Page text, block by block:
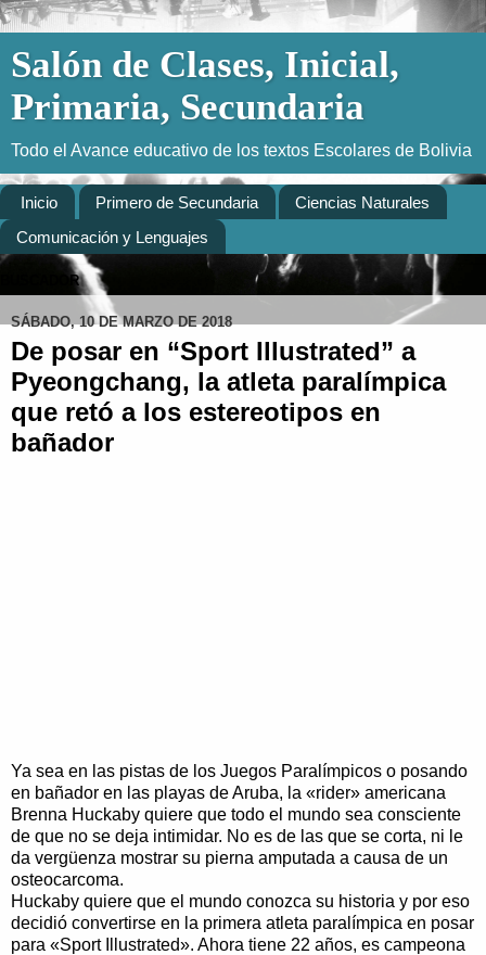
Salón de Clases, Inicial,
Primaria, Secundaria
Todo el Avance educativo de los textos Escolares de Bolivia
Inicio Primero de Secundaria
Ciencias Naturales
Comunicación y Lenguajes
BUSCADOR
SÁBADO, 10 DE MARZO DE 2018
De posar en “Sport Illustrated” a
Pyeongchang, la atleta paralímpica
que retó a los estereotipos en
bañador
Ya sea en las pistas de los Juegos Paralímpicos o posando
en bañador en las playas de Aruba, la «rider» americana
Brenna Huckaby quiere que todo el mundo sea consciente
de que no se deja intimidar. No es de las que se corta, ni le
da vergüenza mostrar su pierna amputada a causa de un
osteocarcoma.
Huckaby quiere que el mundo conozca su historia y por eso
decidió convertirse en la primera atleta paralímpica en posar
para «Sport Illustrated». Ahora tiene 22 años, es campeona